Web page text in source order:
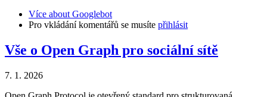
Více about Googlebot
Pro vkládání komentářů se musíte přihlásit
Vše o Open Graph pro sociální sítě
7. 1. 2026